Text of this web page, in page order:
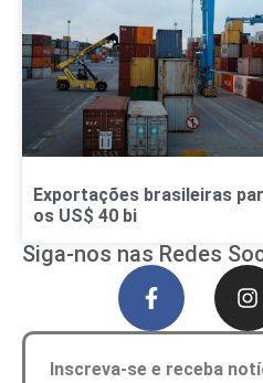
Exportações brasileiras
os US$ 40 bi
Siga-nos nas Redes
Inscreva-se e receba